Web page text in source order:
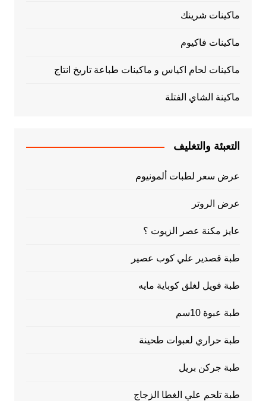
ماكينات شرينك
ماكينات فاكيوم
ماكينات لحام اكياس و ماكينات طباعة تاريخ انتاج
ماكينة الشاي الفتلة
التعبئة والتغليف
عرض سعر لطبات ألمونيوم
عرض الروتر
عايز مكنة عصر الزيوت ؟
طبة قصدير علي كوب عصير
طبة فويل لغلق كوباية مايه
طبة عبوة 10سم
طبة حراري لعبوات طحينة
طبة جركن بريل
طبة تلحم علي الغطا الزجاج